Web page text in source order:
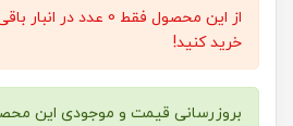
از این محصول فقط 0 عدد
خرید کنید!
بروزرسانی قیمت و موجودی این